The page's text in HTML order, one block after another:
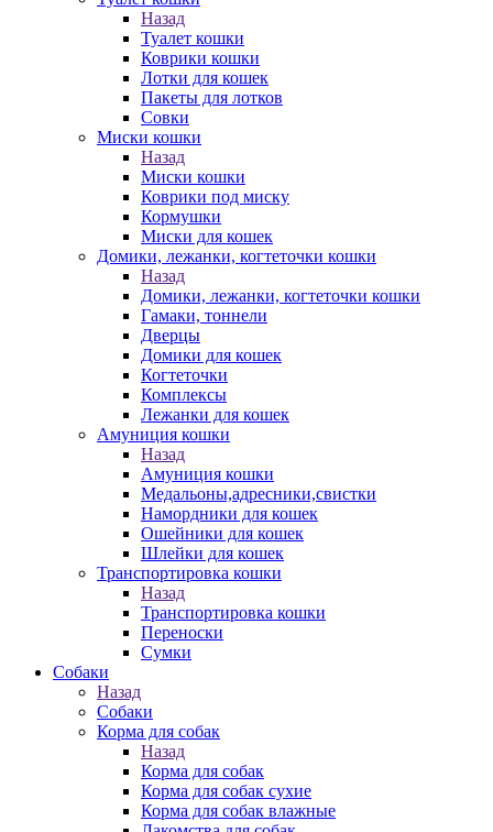
Назад
Туалет кошки
Коврики кошки
Лотки для кошек
Пакеты для лотков
Совки
Миски кошки
Назад
Миски кошки
Коврики под миску
Кормушки
Миски для кошек
Домики, лежанки, когтеточки кошки
Назад
Домики, лежанки, когтеточки кошки
Гамаки, тоннели
Дверцы
Домики для кошек
Когтеточки
Комплексы
Лежанки для кошек
Амуниция кошки
Назад
Амуниция кошки
Медальоны,адресники,свистки
Намордники для кошек
Ошейники для кошек
Шлейки для кошек
Транспортировка кошки
Назад
Транспортировка кошки
Переноски
Сумки
Собаки
Назад
Собаки
Корма для собак
Назад
Корма для собак
Корма для собак сухие
Корма для собак влажные